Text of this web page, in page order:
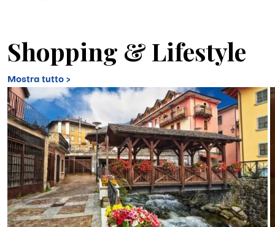
Shopping & Lifestyle
Mostra tutto >